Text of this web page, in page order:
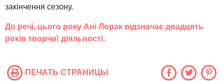
закінчення сезону.
До речі, цього року Ані Лорак відзначає двадцять
років творчої діяльності.
ПЕЧАТЬ СТРАНИЦЫ